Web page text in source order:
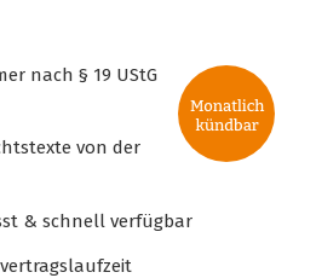
nach § 19 UStG
von der
& schnell verfügbar